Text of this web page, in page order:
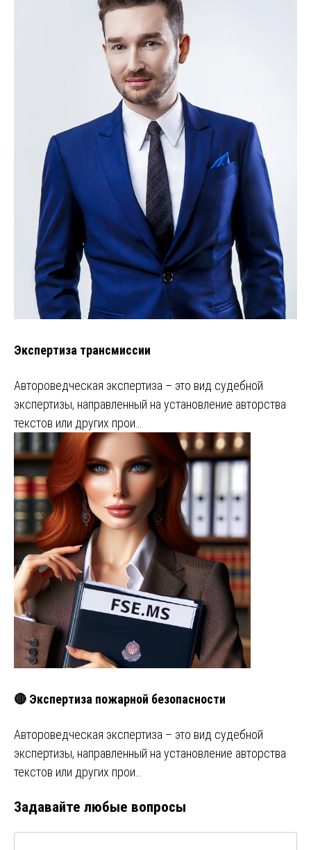
Экспертиза трансмиссии
Автороведческая экспертиза – это вид судебной
экспертизы, направленный на установление авторства
текстов или других прои…
🔴 Экспертиза пожарной безопасности
Автороведческая экспертиза – это вид судебной
экспертизы, направленный на установление авторства
текстов или других прои…
Задавайте любые вопросы